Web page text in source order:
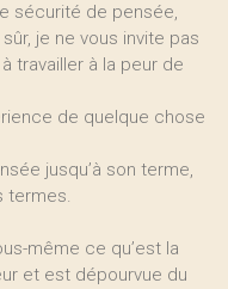
sécurité de pensée,
je ne vous invite pas
travailler à la peur de
de quelque chose
jusqu’à son terme,
termes.
même ce qu’est la
et est dépourvue du